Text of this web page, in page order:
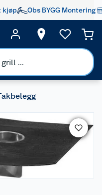
kjøp Obs BYGG Montering